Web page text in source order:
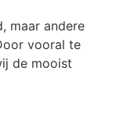
maar andere
vooral te
de mooist